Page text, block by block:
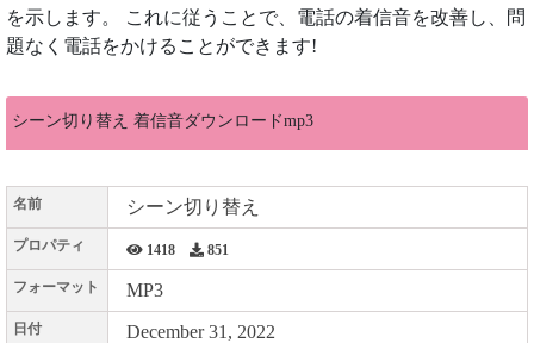
を示します。 これに従うことで、電話の着信音を改善し、問
題なく電話をかけることができます!
シーン切り替え 着信音ダウンロードmp3
名前 シーン切り替え
プロパティ 1418 851
フォーマット MP3
日付 December 31, 2022